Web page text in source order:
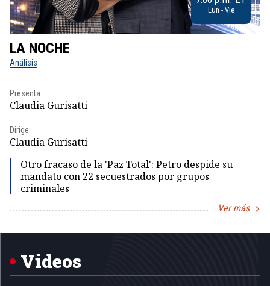
Lun - Vie
LA NOCHE
Análisis
Presenta:
Claudia Gurisatti
Dirige:
Claudia Gurisatti
Otro fracaso de la 'Paz Total': Petro despide su
mandato con 22 secuestrados por grupos
criminales
Ver más
Videos